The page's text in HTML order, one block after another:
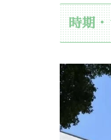
時期